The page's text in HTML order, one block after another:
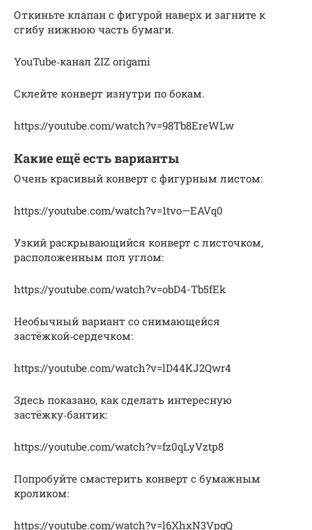
Откиньте клапан с фигурой наверх и загните к
сгибу нижнюю часть бумаги.
YouTube‑канал ZIZ origami
Склейте конверт изнутри по бокам.
https://youtube.com/watch?v=98Tb8EreWLw
Какие ещё есть варианты
Очень красивый конверт с фигурным листом:
https://youtube.com/watch?v=1tvo—EAVq0
Узкий раскрывающийся конверт с листочком,
расположенным пол углом:
https://youtube.com/watch?v=obD4-Tb5fEk
Необычный вариант со снимающейся
застёжкой‑сердечком:
https://youtube.com/watch?v=lD44KJ2Qwr4
Здесь показано, как сделать интересную
застёжку‑бантик:
https://youtube.com/watch?v=fz0qLyVztp8
Попробуйте смастерить конверт с бумажным
кроликом:
https://youtube.com/watch?v=l6XhxN3VpgQ